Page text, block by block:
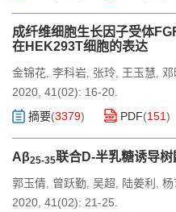
成纤维细胞生长因子受体
在HEK293T细胞的表达
金锦花, 李科岩, 张玲, 王玉慧, 邓
2020, 41(02): 16-20.
摘要(3379) PDF(151)
Aβ25-35联合D-半乳糖诱导
郭玉倩, 曾跃勤, 吴超, 陆姜利 , 杨
2020, 41(02): 21-25.